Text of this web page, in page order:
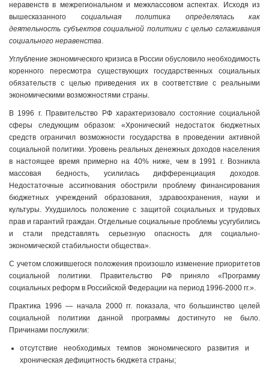
неравенств в межрегиональном и межклассовом аспектах. Исходя из
вышесказанного социальная политика определялась как
деятельность субъектов социальной политики с целью сглаживания
социального неравенства.
Углубление экономического кризиса в России обусловило необходимость
коренного пересмотра существующих государственных социальных
обязательств с целью приведения их в соответствие с реальными
экономическими возможностями страны.
В 1996 г. Правительство РФ характеризовало состояние социальной
сферы следующим образом: «Хронический недостаток бюджетных
средств ограничил возможности государства в проведении активной
социальной политики. Уровень реальных денежных доходов населения
в настоящее время примерно на 40% ниже, чем в 1991 г. Возникла
массовая бедность, усилилась дифференциация доходов.
Недостаточные ассигнования обострили проблему финансирования
бюджетных учреждений образования, здравоохранения, науки и
культуры. Ухудшилось положение с защитой социальных и трудовых
прав и гарантий граждан. Отдельные социальные проблемы усугубились
и стали представлять серьезную опасность для социально-
экономической стабильности общества».
С учетом сложившегося положения произошло изменение приоритетов
социальной политики. Правительство РФ приняло «Программу
социальных реформ в Российской Федерации на период 1996-2000 гг.».
Практика 1996 — начала 2000 гг. показала, что большинство целей
социальной политики данной программы достигнуто не было.
Причинами послужили:
отсутствие необходимых темпов экономического развития и
хроническая дефицитность бюджета страны;